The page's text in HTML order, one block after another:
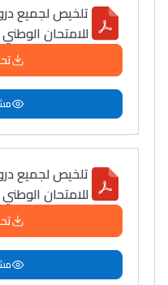
Vidéos
Interviews/Vidéos
دليل المهن
ما يزيد عن 149 مهنة
دليل التوجيه
التوجيه بالثانوي و
تلخيص لجميع
للامتحان الوطني
تلخيص لجميع
للامتحان الوطني